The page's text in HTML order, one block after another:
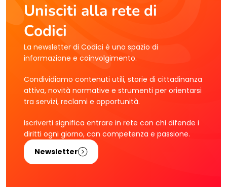
Unisciti alla rete di
Codici
La newsletter di Codici è uno spazio di
informazione e coinvolgimento.
Condividiamo contenuti utili, storie di cittadinanza
attiva, novità normative e strumenti per orientarsi
tra servizi, reclami e opportunità.
Iscriverti significa entrare in rete con chi difende i
diritti ogni giorno, con competenza e passione.
Newsletter